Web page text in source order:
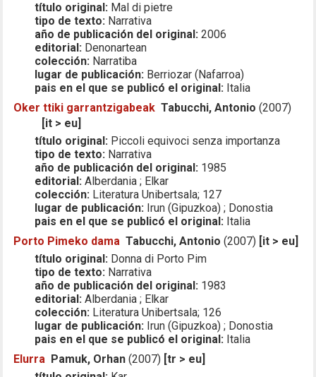
título original: Mal di pietre
tipo de texto: Narrativa
año de publicación del original: 2006
editorial: Denonartean
colección: Narratiba
lugar de publicación: Berriozar (Nafarroa)
pais en el que se publicó el original: Italia
Oker ttiki garrantzigabeak Tabucchi, Antonio (2007)
[it > eu]
título original: Piccoli equivoci senza importanza
tipo de texto: Narrativa
año de publicación del original: 1985
editorial: Alberdania ; Elkar
colección: Literatura Unibertsala; 127
lugar de publicación: Irun (Gipuzkoa) ; Donostia
pais en el que se publicó el original: Italia
Porto Pimeko dama Tabucchi, Antonio (2007) [it > eu]
título original: Donna di Porto Pim
tipo de texto: Narrativa
año de publicación del original: 1983
editorial: Alberdania ; Elkar
colección: Literatura Unibertsala; 126
lugar de publicación: Irun (Gipuzkoa) ; Donostia
pais en el que se publicó el original: Italia
Elurra Pamuk, Orhan (2007) [tr > eu]